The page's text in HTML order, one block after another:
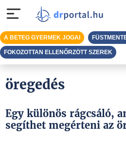
öregedés
Egy különös rágcsáló,
segíthet megérteni az
A BETEG GYERMEK JOGAI
FOKOZOTTAN ELLENŐRZÖTT SZEREK